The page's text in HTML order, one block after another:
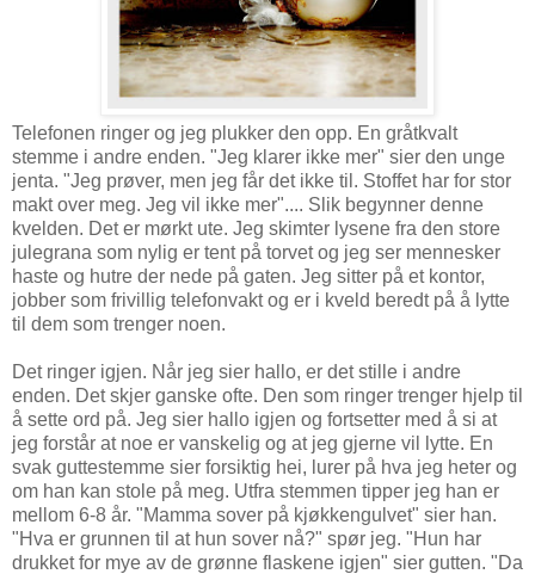
Telefonen ringer og jeg plukker den opp. En gråtkvalt
stemme i andre enden. "Jeg klarer ikke mer" sier den unge
jenta. "Jeg prøver, men jeg får det ikke til. Stoffet har for stor
makt over meg. Jeg vil ikke mer".... Slik begynner denne
kvelden. Det er mørkt ute. Jeg skimter lysene fra den store
julegrana som nylig er tent på torvet og jeg ser mennesker
haste og hutre der nede på gaten. Jeg sitter på et kontor,
jobber som frivillig telefonvakt og er i kveld beredt på å lytte
til dem som trenger noen.
Det ringer igjen. Når jeg sier hallo, er det stille i andre
enden. Det skjer ganske ofte. Den som ringer trenger hjelp til
å sette ord på. Jeg sier hallo igjen og fortsetter med å si at
jeg forstår at noe er vanskelig og at jeg gjerne vil lytte. En
svak guttestemme sier forsiktig hei, lurer på hva jeg heter og
om han kan stole på meg. Utfra stemmen tipper jeg han er
mellom 6-8 år. "Mamma sover på kjøkkengulvet" sier han.
"Hva er grunnen til at hun sover nå?" spør jeg. "Hun har
drukket for mye av de grønne flaskene igjen" sier gutten. "Da